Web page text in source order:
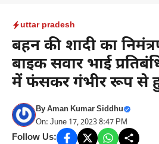
uttar pradesh
बहन की शादी का
बाइक सवार भाई
में फंसकर गंभीर रूप से
ByAman Kumar Siddhu
On: June 17, 2023 8:47 PM
Follow Us: